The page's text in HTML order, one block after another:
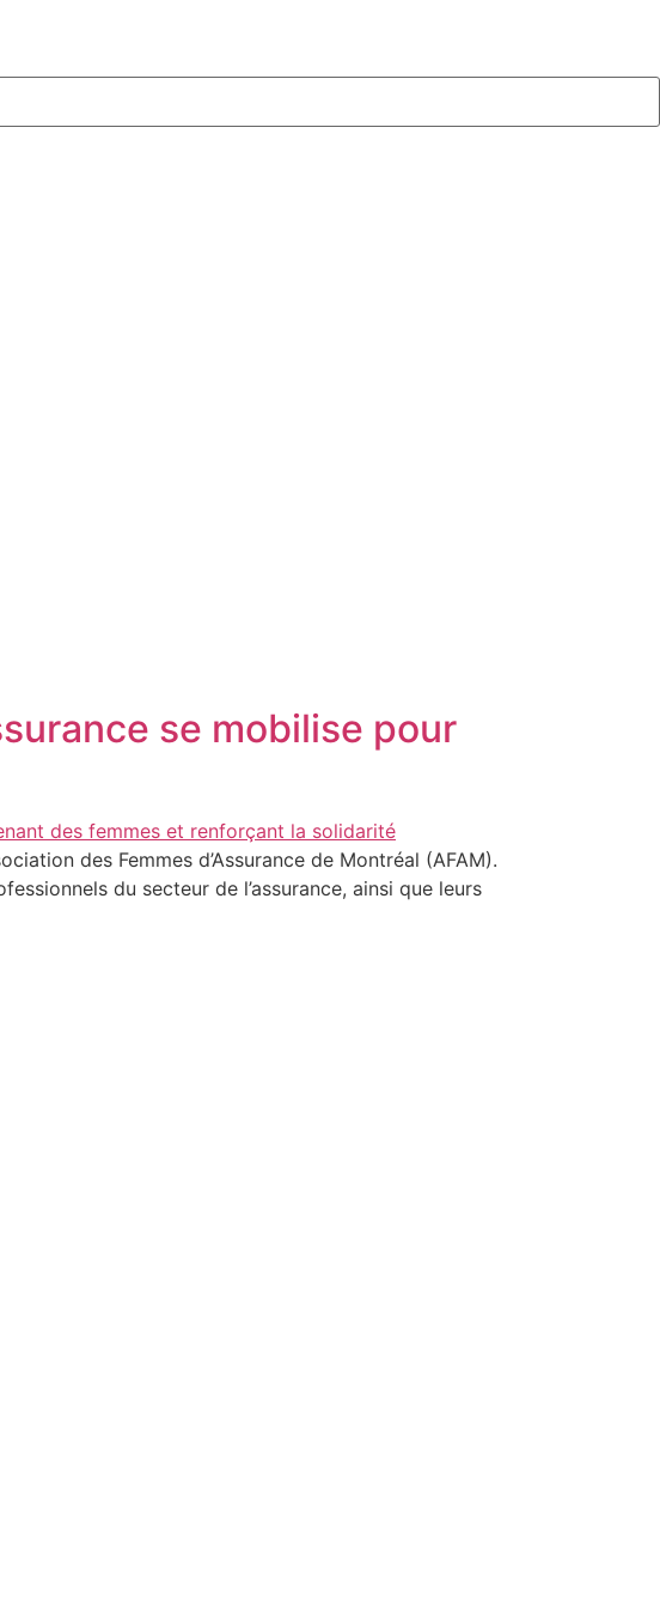
se mobilise pour
des Femmes d’Assurance de Montréal (AFAM).
du secteur de l’assurance, ainsi que leurs